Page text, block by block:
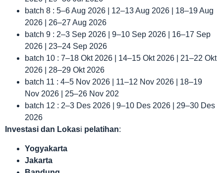
batch 8 : 5–6 Aug 2026 | 12–13 Aug 2026 | 18–19 Aug
2026 | 26–27 Aug 2026
batch 9 : 2–3 Sep 2026 | 9–10 Sep 2026 | 16–17 Sep
2026 | 23–24 Sep 2026
batch 10 : 7–18 Okt 2026 | 14–15 Okt 2026 | 21–22 Okt
2026 | 28–29 Okt 2026
batch 11 : 4–5 Nov 2026 | 11–12 Nov 2026 | 18–19
Nov 2026 | 25–26 Nov 202
batch 12 : 2–3 Des 2026 | 9–10 Des 2026 | 29–30 Des
2026
Investasi dan Lokasi pelatihan:
Yogyakarta
Jakarta